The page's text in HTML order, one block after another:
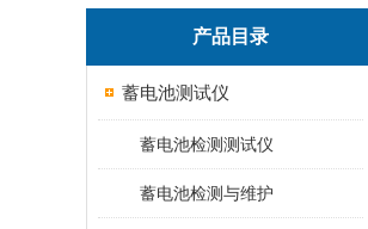
产品目录
蓄电池测试仪
蓄电池检测测试仪
蓄电池检测与维护